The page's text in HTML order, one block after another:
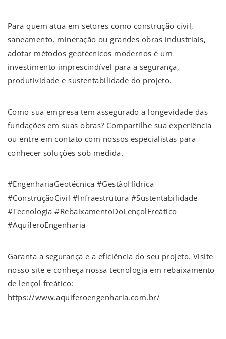
Para quem atua em setores como construção civil,
saneamento, mineração ou grandes obras industriais,
adotar métodos geotécnicos modernos é um
investimento imprescindível para a segurança,
produtividade e sustentabilidade do projeto.
Como sua empresa tem assegurado a longevidade das
fundações em suas obras? Compartilhe sua experiência
ou entre em contato com nossos especialistas para
conhecer soluções sob medida.
#EngenhariaGeotécnica #GestãoHídrica
#ConstruçãoCivil #Infraestrutura #Sustentabilidade
#Tecnologia #RebaixamentoDoLençolFreático
#AquíferoEngenharia
Garanta a segurança e a eficiência do seu projeto. Visite
nosso site e conheça nossa tecnologia em rebaixamento
de lençol freático:
https://www.aquiferoengenharia.com.br/